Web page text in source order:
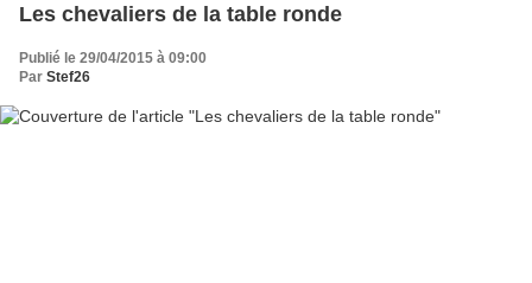
Les chevaliers de la table ronde
Publié le 29/04/2015 à 09:00
Par Stef26